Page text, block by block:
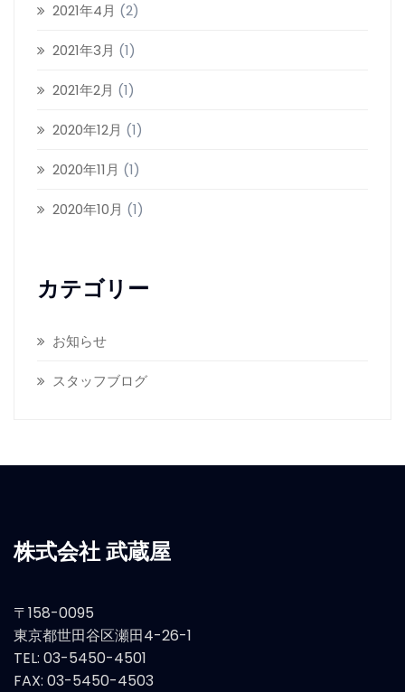
2021年4月 (2)
2021年3月 (1)
2021年2月 (1)
2020年12月 (1)
2020年11月 (1)
2020年10月 (1)
カテゴリー
お知らせ
スタッフブログ
株式会社 武蔵屋
〒158-0095
東京都世田谷区瀬田4-26-1
TEL: 03-5450-4501
FAX: 03-5450-4503